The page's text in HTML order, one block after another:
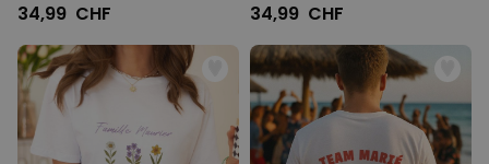
34,99 CHF 34,99 CHF